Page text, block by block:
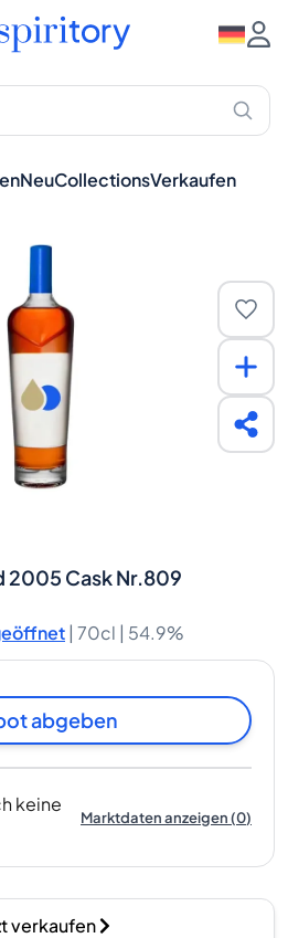
NeuCollectionsVerkaufen
2005 Cask Nr.809
| 70cl | 54.9%
abgeben
keine
Marktdaten anzeigen(0)
verkaufen